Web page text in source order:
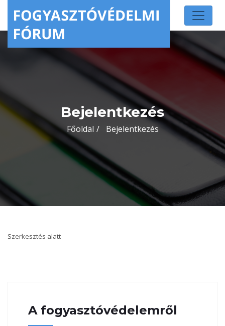
Bejelentkezés
Főoldal Bejelentkezés
Szerkesztés alatt
A fogyasztóvédelemről